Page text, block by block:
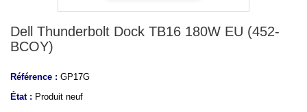
Dell Thunderbolt Dock TB16 180W EU (452-
BCOY)
Référence : GP17G
État : Produit neuf